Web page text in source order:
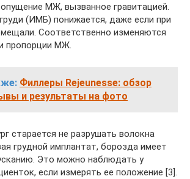
МЖ, вызванное гравитацией.
(ИМБ) понижается, даже если при
Соответственно изменяются
пропорции МЖ.
Филлеры Rejeunesse: обзор
и результаты на фото
старается не разрушать волокна
грудной имплантат, борозда имеет
Это можно наблюдать у
если измерять ее положение [3].